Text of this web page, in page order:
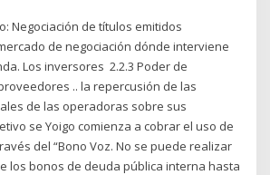
Negociación de títulos emitidos
de negociación dónde interviene
Los inversores 2.2.3 Poder de
.. la repercusión de las
de las operadoras sobre sus
se Yoigo comienza a cobrar el uso de
del “Bono Voz. No se puede realizar
los bonos de deuda pública interna hasta